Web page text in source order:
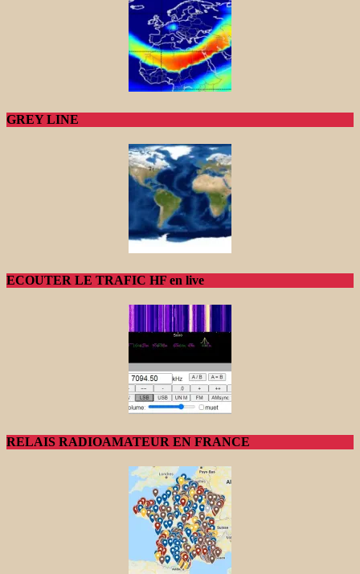
GREY LINE
ECOUTER LE TRAFIC HF en live
RELAIS RADIOAMATEUR EN FRANCE